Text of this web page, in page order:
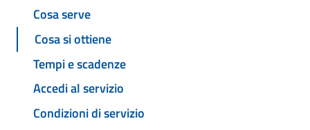
Cosa serve
Cosa si ottiene
Tempi e scadenze
Accedi al servizio
Condizioni di servizio